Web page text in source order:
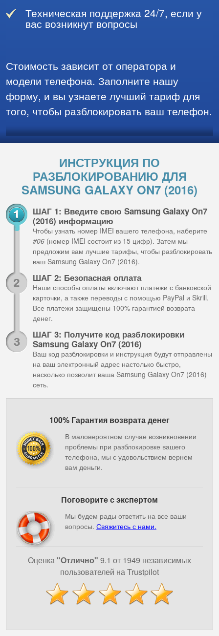
Техническая поддержка 24/7, если у
вас возникнут вопросы
Стоимость зависит от оператора и
модели телефона. Заполните нашу
форму, и вы узнаете лучший тариф для
того, чтобы разблокировать ваш телефон.
ИНСТРУКЦИЯ ПО
РАЗБЛОКИРОВАНИЮ ДЛЯ
SAMSUNG GALAXY ON7 (2016)
ШАГ 1: Введите свою Samsung Galaxy On7
(2016) информацию
Чтобы узнать номер IMEI вашего телефона, наберите
#06 (номер IMEI состоит из 15 цифр). Затем мы
предложим вам лучшие тарифы, чтобы разблокировать
ваш Samsung Galaxy On7 (2016).
ШАГ 2: Безопасная оплата
Наши способы оплаты включают платежи с банковской
карточки, а также переводы с помощью PayPal и Skrill.
Все платежи защищены 100% гарантией возврата
денег.
ШАГ 3: Получите код разблокировки
Samsung Galaxy On7 (2016)
Ваш код разблокировки и инструкция будут отправлены
на ваш электронный адрес настолько быстро,
насколько позволит ваша Samsung Galaxy On7 (2016)
сеть.
100% Гарантия возврата денег
В маловероятном случае возникновении
проблемы при разблокировке вашего
телефона, мы с удовольствием вернем
вам деньги.
Поговорите с экспертом
Мы будем рады ответить на все ваши
вопросы. Свяжитесь с нами.
Оценка"Отлично" 9.1 от 1949 независимых
пользователей на Trustpilot